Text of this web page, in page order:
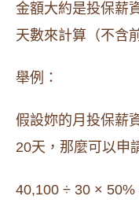
金額大約是投保薪
天數來計算（不含
舉例：
假設妳的月投保薪
20天，那麼可以申
40,100 ÷ 30 ×